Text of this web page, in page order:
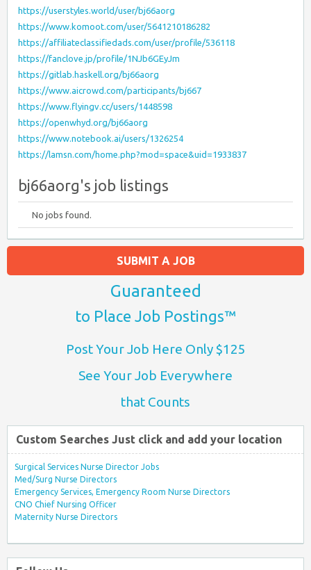
https://userstyles.world/user/bj66aorg
https://www.komoot.com/user/5641210186282
https://affiliateclassifiedads.com/user/profile/536118
https://fanclove.jp/profile/1NJb6GEyJm
https://gitlab.haskell.org/bj66aorg
https://www.aicrowd.com/participants/bj667
https://www.flyingv.cc/users/1448598
https://openwhyd.org/bj66aorg
https://www.notebook.ai/users/1326254
https://lamsn.com/home.php?mod=space&uid=1933837
bj66aorg's job listings
No jobs found.
SUBMIT A JOB
Guaranteed
to Place Job Postings™
Post Your Job Here Only $125
See Your Job Everywhere
that Counts
Custom Searches Just click and add your location
Surgical Services Nurse Director Jobs
Med/Surg Nurse Directors
Emergency Services, Emergency Room Nurse Directors
CNO Chief Nursing Officer
Maternity Nurse Directors